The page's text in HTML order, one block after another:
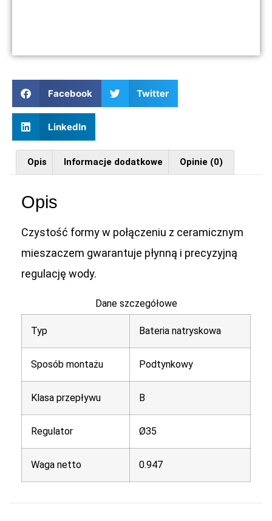
Facebook Twitter
LinkedIn
Opis Informacje dodatkowe Opinie (0)
Opis
Czystość formy w połączeniu z ceramicznym
mieszaczem gwarantuje płynną i precyzyjną
regulację wody.
Dane szczegółowe
Typ Bateria natryskowa
Sposób montażu Podtynkowy
Klasa przepływu B
Regulator Ø35
Waga netto 0.947